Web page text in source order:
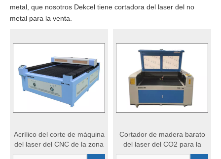
metal, que nosotros Dekcel tiene cortadora del laser del no
metal para la venta.
Acrílico del corte de máquina
del laser del CNC de la zona
de trabajo 1300*800m m
Cortador de madera barato
del laser del CO2 para la
venta